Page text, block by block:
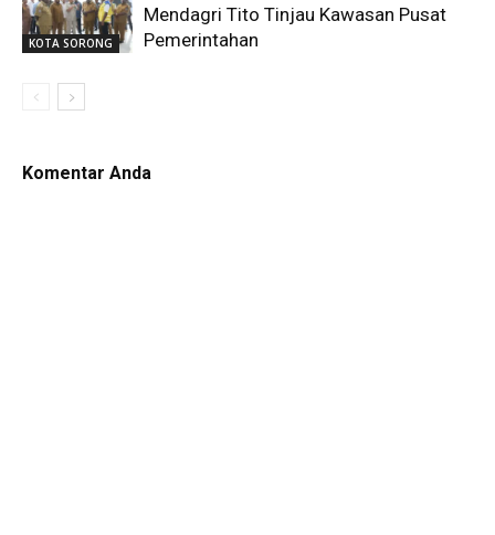
KOTA SORONG
Mendagri Tito Tinjau Kawasan Pusat
Pemerintahan
Komentar Anda